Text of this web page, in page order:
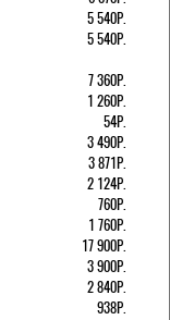
5 540Р.
5 540Р.
7 360Р.
1 260Р.
54Р.
3 490Р.
3 871Р.
2 124Р.
760Р.
1 760Р.
17 900Р.
3 900Р.
2 840Р.
938Р.